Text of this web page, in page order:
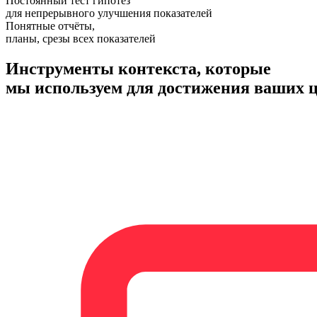
для непрерывного улучшения показателей
Понятные отчёты,
планы, срезы всех показателей
Инструменты контекста, которые
мы используем для достижения ваших